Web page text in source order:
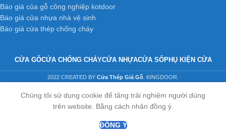
Báo giá của gỗ công nghiệp kotdoor
Báo giá cửa nhựa nhà vệ sinh
Báo giá cửa thép chống cháy
CỬA GỖCỬA CHỐNG CHÁYCỬA NHỰACỬA SỔPHỤ KIỆN CỬA
2022 CREATED BY Cửa Thép Giả Gỗ . KINGDOOR.
Chúng tôi sử dụng cookie để tăng trải nghiệm người dùng
trên website. Bằng cách nhân đồng ý.
ĐỒNG Ý